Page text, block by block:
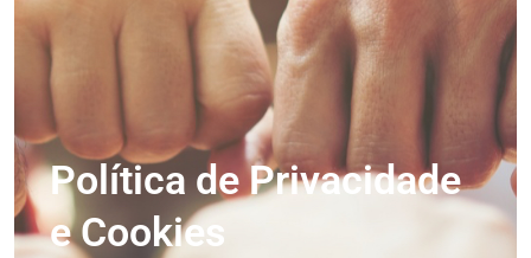
Política de Privacidade
e Cookies